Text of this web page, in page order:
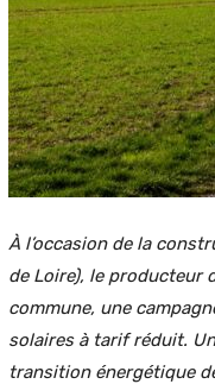
À l’occasion de la
de Loire), le producteur
commune, une
solaires à tarif réduit.
transition énergétique